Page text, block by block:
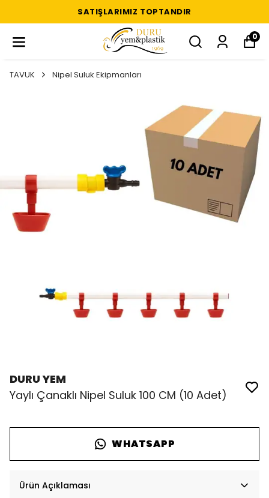
SATIŞLARIMIZ TOPTANDIR
0
TAVUK Nipel Suluk Ekipmanları
DURU YEM
Yaylı Çanaklı Nipel Suluk 100 CM (10 Adet)
WHATSAPP
Ürün Açıklaması